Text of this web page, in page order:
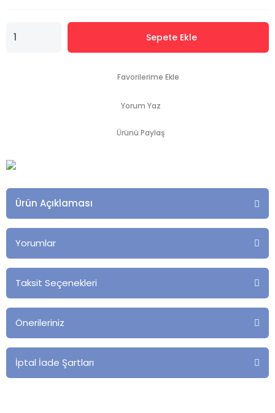
Sepete Ekle
Yorum Yaz
Ürünü Paylaş
Ürün Açıklaması
Yorumlar
Taksit Seçenekleri
Önerileriniz
İptal İade Şartları